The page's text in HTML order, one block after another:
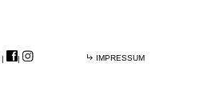
| | IMPRESSUM